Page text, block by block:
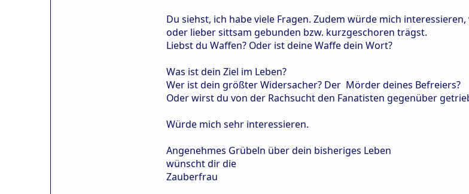
Du siehst, ich habe viele Fragen. Zudem würde mich
oder lieber sittsam gebunden bzw. kurzgeschoren trägst.
Liebst du Waffen? Oder ist deine Waffe dein Wort?
Was ist dein Ziel im Leben?
Wer ist dein größter Widersacher? Der Mörder deines Befreiers?
Oder wirst du von der Rachsucht den Fanatisten gegenüber
Würde mich sehr interessieren.
Angenehmes Grübeln über dein bisheriges Leben
wünscht dir die
Zauberfrau